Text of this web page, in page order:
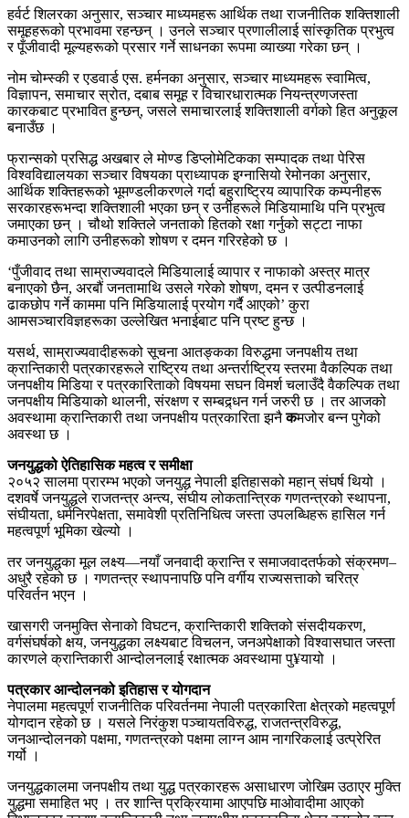
हर्वर्ट शिलरका अनुसार, सञ्चार माध्यमहरू आर्थिक तथा राजनीतिक शक्तिशाली
समूहहरूको प्रभावमा रहन्छन् । उनले सञ्चार प्रणालीलाई सांस्कृतिक प्रभुत्व
र पूँजीवादी मूल्यहरूको प्रसार गर्ने साधनका रूपमा व्याख्या गरेका छन् ।
नोम चोम्स्की र एडवार्ड एस. हर्मनका अनुसार, सञ्चार माध्यमहरू स्वामित्व,
विज्ञापन, समाचार स्रोत, दबाब समूह र विचारधारात्मक नियन्त्रणजस्ता
कारकबाट प्रभावित हुन्छन्, जसले समाचारलाई शक्तिशाली वर्गको हित अनुकूल
बनाउँछ ।
फ्रान्सको प्रसिद्ध अखबार ले मोण्ड डिप्लोमेटिकका सम्पादक तथा पेरिस
विश्वविद्यालयका सञ्चार विषयका प्राध्यापक इग्नासियो रेमोनका अनुसार,
आर्थिक शक्तिहरूको भूमण्डलीकरणले गर्दा बहुराष्ट्रिय व्यापारिक कम्पनीहरू
सरकारहरूभन्दा शक्तिशाली भएका छन् र उनीहरूले मिडियामाथि पनि प्रभुत्व
जमाएका छन् । चौथो शक्तिले जनताको हितको रक्षा गर्नुको सट्टा नाफा
कमाउनको लागि उनीहरूको शोषण र दमन गरिरहेको छ ।
‘पुँजीवाद तथा साम्राज्यवादले मिडियालाई व्यापार र नाफाको अस्त्र मात्र
बनाएको छैन, अरबौं जनतामाथि उसले गरेको शोषण, दमन र उत्पीडनलाई
ढाकछोप गर्ने काममा पनि मिडियालाई प्रयोग गर्दै आएको’ कुरा
आमसञ्चारविज्ञहरूका उल्लेखित भनाईबाट पनि प्रष्ट हुन्छ ।
यसर्थ, साम्राज्यवादीहरूको सूचना आतङ्कका विरुद्धमा जनपक्षीय तथा
क्रान्तिकारी पत्रकारहरूले राष्ट्रिय तथा अन्तर्राष्ट्रिय स्तरमा वैकल्पिक तथा
जनपक्षीय मिडिया र पत्रकारिताको विषयमा सघन विमर्श चलाउँदै वैकल्पिक तथा
जनपक्षीय मिडियाको थालनी, संरक्षण र सम्बद्र्धन गर्न जरुरी छ । तर आजको
अवस्थामा क्रान्तिकारी तथा जनपक्षीय पत्रकारिता झनैकमजोर बन्न पुगेको
अवस्था छ ।
जनयुद्धको ऐतिहासिक महत्व र समीक्षा
२०५२ सालमा प्रारम्भ भएको जनयुद्ध नेपाली इतिहासको महान् संघर्ष थियो ।
दशवर्षे जनयुद्धले राजतन्त्र अन्त्य, संघीय लोकतान्त्रिक गणतन्त्रको स्थापना,
संघीयता, धर्मनिरपेक्षता, समावेशी प्रतिनिधित्व जस्ता उपलब्धिहरू हासिल गर्न
महत्वपूर्ण भूमिका खेल्यो ।
तर जनयुद्धका मूल लक्ष्य—नयाँ जनवादी क्रान्ति र समाजवादतर्फको संक्रमण–
अधुरै रहेको छ । गणतन्त्र स्थापनापछि पनि वर्गीय राज्यसत्ताको चरित्र
परिवर्तन भएन ।
खासगरी जनमुक्ति सेनाको विघटन, क्रान्तिकारी शक्तिको संसदीयकरण,
वर्गसंघर्षको क्षय, जनयुद्धका लक्ष्यबाट विचलन, जनअपेक्षाको विश्वासघात जस्ता
कारणले क्रान्तिकारी आन्दोलनलाई रक्षात्मक अवस्थामा पु¥यायो ।
पत्रकार आन्दोलनको इतिहास र योगदान
नेपालमा महत्वपूर्ण राजनीतिक परिवर्तनमा नेपाली पत्रकारिता क्षेत्रको महत्वपूर्ण
योगदान रहेको छ । यसले निरंकुश पञ्चायतविरुद्ध, राजतन्त्रविरुद्ध,
जनआन्दोलनको पक्षमा, गणतन्त्रको पक्षमा लाग्न आम नागरिकलाई उत्प्रेरित
गर्यो ।
जनयुद्धकालमा जनपक्षीय तथा युद्ध पत्रकारहरू असाधारण जोखिम उठाएर मुक्ति
युद्धमा समाहित भए । तर शान्ति प्रक्रियामा आएपछि माओवादीमा आएको